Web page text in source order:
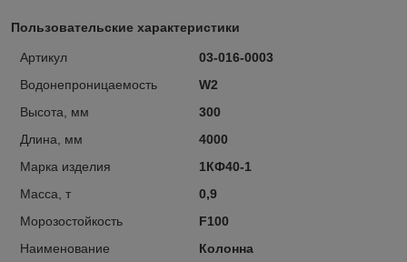
Пользовательские характеристики
Артикул
03-016-0003
Водонепроницаемость
W2
Высота, мм
300
Длина, мм
4000
Марка изделия
1КФ40-1
Масса, т
0,9
Морозостойкость
F100
Наименование
Колонна